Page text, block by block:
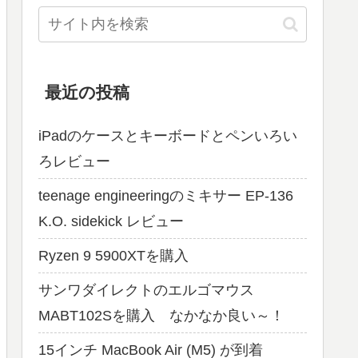
最近の投稿
iPadのケースとキーボードとペンいろい
ろレビュー
teenage engineeringのミキサー EP-136
K.O. sidekick レビュー
Ryzen 9 5900XTを購入
サンワダイレクトのエルゴマウス
MABT102Sを購入 なかなか良い～！
15インチ MacBook Air (M5) が到着